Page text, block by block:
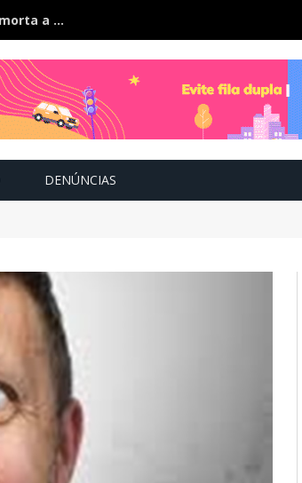
Ciúmes acaba em feminicídio: jovem de 22 anos é morta a facão pelo companheiro
DENÚNCIAS